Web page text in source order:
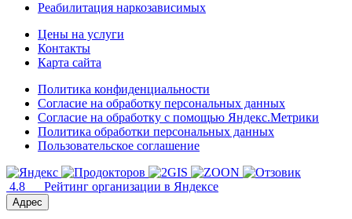
Реабилитация наркозависимых
Цены на услуги
Контакты
Карта сайта
Политика конфиденциальности
Согласие на обработку персональных данных
Согласие на обработку с помощью Яндекс.Метрики
Политика обработки персональных данных
Пользовательское соглашение
4.8 Рейтинг организации в Яндексе
Адрес